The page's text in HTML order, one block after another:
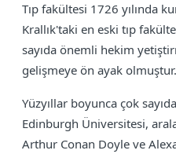
Tıp fakültesi 1726 yılında
Krallık'taki en eski tıp
sayıda önemli hekim
gelişmeye ön ayak olmuştur.
Yüzyıllar boyunca çok
Edinburgh Üniversitesi,
Arthur Conan Doyle ve